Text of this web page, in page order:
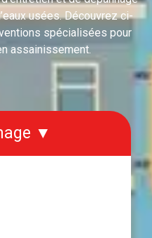
usées. Découvrez ci-
spécialisées pour
assainissement.
▼